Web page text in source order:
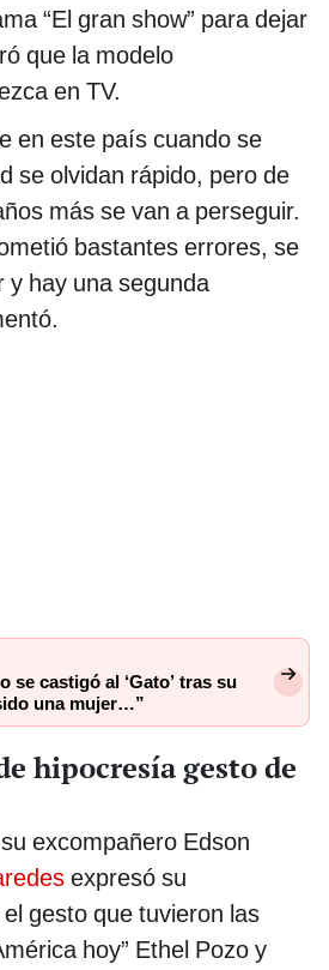
“El gran show” para dejar
que la modelo
en TV.
en este país cuando se
se olvidan rápido, pero de
más se van a perseguir.
bastantes errores, se
y hay una segunda
se castigó al ‘Gato’ tras su
una mujer…”
hipocresía gesto de
excompañero Edson
expresó su
gesto que tuvieron las
hoy” Ethel Pozo y